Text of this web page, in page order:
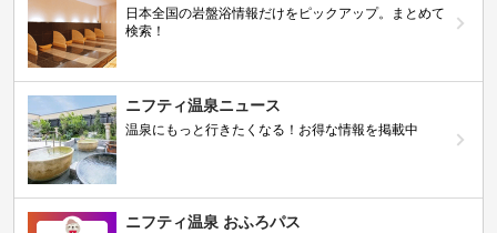
日本全国の岩盤浴情報だけをピックアップ。まとめて
検索！
ニフティ温泉ニュース
温泉にもっと行きたくなる！お得な情報を掲載中
ニフティ温泉 おふろパス